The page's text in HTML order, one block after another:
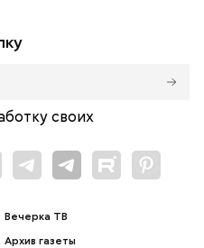
своих
Вечерка ТВ
Архив газеты